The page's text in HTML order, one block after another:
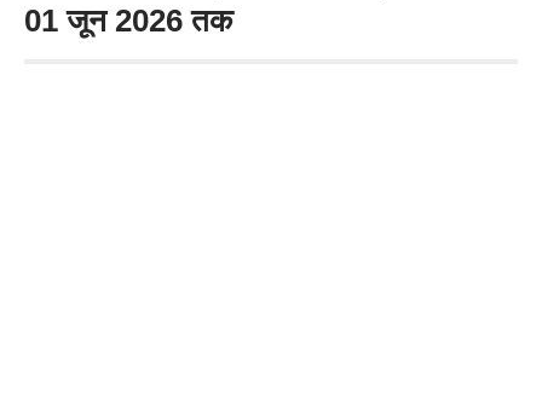
01 जून 2026 तक